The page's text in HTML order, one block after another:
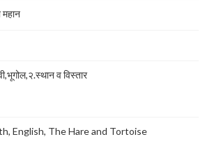
महान
व विस्तार
English, The Hare and Tortoise